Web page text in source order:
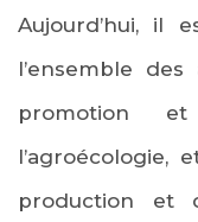
Aujourd’hui, il
l’ensemble
promotion
l’agroécologie,
production et